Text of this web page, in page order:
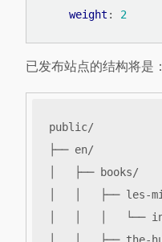
weight : 2
已发布站点的结构将是：